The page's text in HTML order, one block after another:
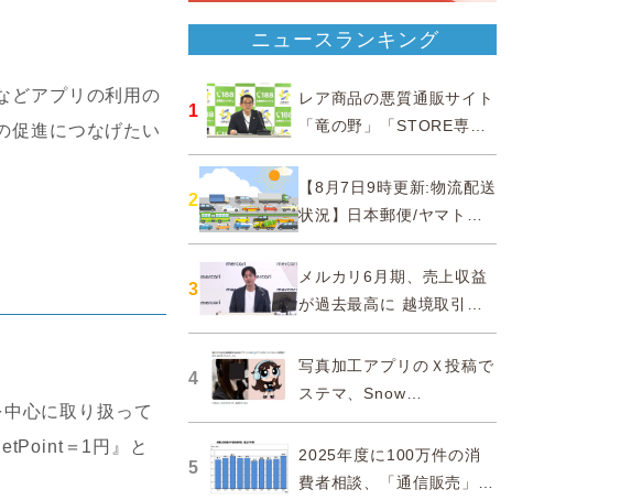
どアプリの利用の
促進につなげたい
心に取り扱って
＝1円』と
ニュースランキング
1
レア商品の悪質通販サイト
「竜の野」「STORE専門
ショップ」などに注意…消
費者庁
2
【8月7日9時更新:物流配送
状況】日本郵便/ヤマト運
輸/佐川急便/西濃運輸/福山
通運
3
メルカリ6月期、売上収益
が過去最高に 越境取引が
急成長
4
写真加工アプリのＸ投稿で
ステマ、Snow
Corporationと日本法人に
措置命令
5
2025年度に100万件の消
費者相談、「通信販売」が